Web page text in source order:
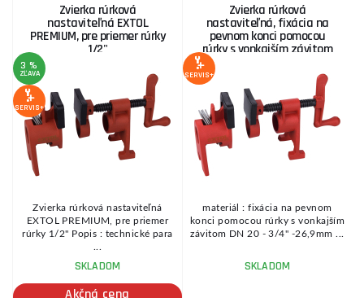
Zvierka rúrková
nastaviteľná EXTOL
PREMIUM, pre priemer rúrky
1/2"
3 %
ZĽAVA
SERVIS+
Zvierka rúrková nastaviteľná
EXTOL PREMIUM, pre priemer
rúrky 1/2" Popis : technické para
SKLADOM
Akčná cena
Zvierka rúrková
nastaviteľná, fixácia na
pevnom konci pomocou
rúrky s vonkajším závitom
DN 20 - 3/4" -26,9mm
SERVIS+
materiál : fixácia na pevnom
konci pomocou rúrky s vonkajším
závitom DN 20 - 3/4" -26,9mm ...
SKLADOM